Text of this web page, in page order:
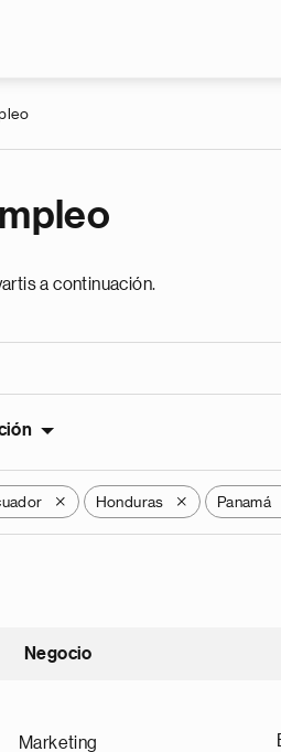
a continuación.
X Honduras X Panamá
Negocio
Marketing